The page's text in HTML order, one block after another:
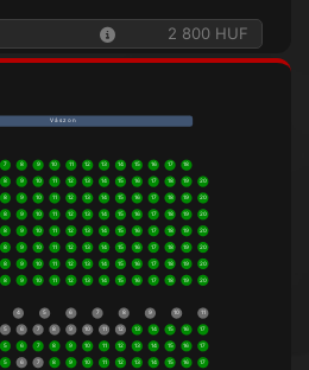
2 800 HUF
V á s z o n
7 8 9 10 11 12 13 14 15 16 17 18
8 9 10 11 12 13 14 15 16 17 18 19 20
8 9 10 11 12 13 14 15 16 17 18 19 20
8 9 10 11 12 13 14 15 16 17 18 19 20
8 9 10 11 12 13 14 15 16 17 18 19 20
8 9 10 11 12 13 14 15 16 17 18 19 20
8 9 10 11 12 13 14 15 16 17 18 19 20
8 9 10 11 12 13 14 15 16 17 18 19 20
4 5 6 7 8 9 10 11
5 6 7 8 9 10 11 12 13 14 15 16 17
5 6 7 8 9 10 11 12 13 14 15 16 17
5 6 7 8 9 10 11 12 13 14 15 16 17